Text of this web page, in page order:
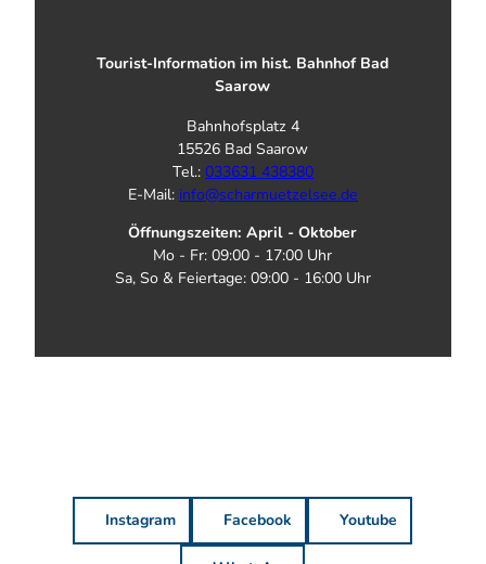
Tourist-Information im hist. Bahnhof Bad
Saarow
Bahnhofsplatz 4
15526 Bad Saarow
Tel.: 033631 438380
E-Mail: info@scharmuetzelsee.de
Öffnungszeiten: April - Oktober
Mo - Fr: 09:00 - 17:00 Uhr
Sa, So & Feiertage: 09:00 - 16:00 Uhr
Instagram Facebook Youtube